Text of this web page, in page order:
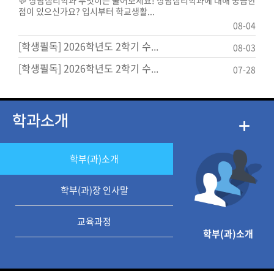
점이 있으신가요? 입시부터 학교생활...
08-04
[학생필독] 2026학년도 2학기 수... 08-03
[학생필독] 2026학년도 2학기 수... 07-28
학과소개
학부(과)소개
학부(과)소개
학부(과)장 인사말
교육과정